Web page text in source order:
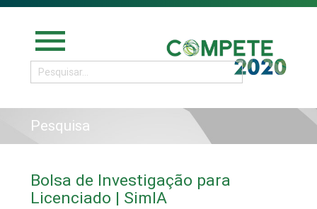
menu
Pesquisa
Bolsa de Investigação para
Licenciado | SimIA